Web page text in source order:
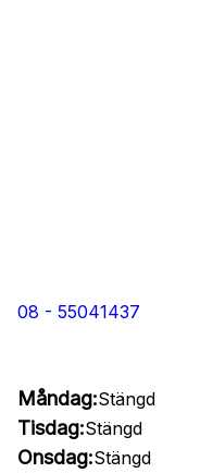
08 - 55041437
Måndag:Stängd
Tisdag:Stängd
Onsdag:Stängd